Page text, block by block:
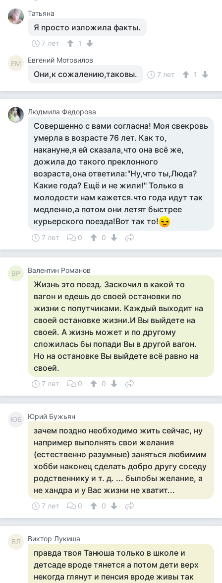
Татьяна
Я просто изложила факты.
7 лет 1
ЕМ Евгений Мотовилов
Они,к сожалению,таковы. 7 лет 1
Людмила Федорова
Совершенно с вами согласна! Моя свекровь
умерла в возрасте 76 лет. Как то,
накануне,я ей сказала,что она всё же,
дожила до такого преклонного
возраста,она ответила:"Ну,что ты,Люда?
Какие года? Ещё и не жили!" Только в
молодости нам кажется.что года идут так
медленно,а потом они летят быстрее
курьерского поезда!Вот так то!
7 лет 0 0
ВР Валентин Романов
Жизнь это поезд. Заскочил в какой то
вагон и едешь до своей остановки по
жизни с попутчиками. Каждый выходит на
своей остановке жизни.И Вы выйдете на
своей. А жизнь может и по другому
сложилась бы попади Вы в другой вагон.
Но на остановке Вы выйдете всё равно на
своей.
7 лет 0 0
ЮБ Юрий Бужьян
зачем поздно необходимо жить сейчас, ну
например выполнять свои желания
(естественно разумные) заняться любимим
хобби наконец сделать добро другу соседу
родственнику и т. д. ... былобы желание, а
не хандра и у Вас жизни не хватит...
7 лет 0 0
ВЛ Виктор Лукиша
правда твоя Танюша только в школе и
детсаде вроде тянется а потом дети верх
некогда глянут и пенсия вроде живы так